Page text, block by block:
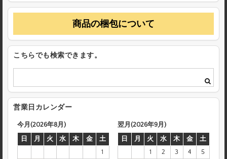
商品の梱包について
こちらでも検索できます。
営業日カレンダー
今月(2026年8月)
日
月 火 水 木 金
土
1
翌月(2026年9月)
日
月 火 水 木 金
土
1
2 3 4
5